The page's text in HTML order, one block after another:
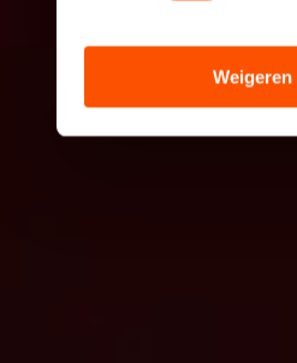
analyseren. We delen
analyse. Zij kunnen
hun services. Sommige
adequaat
Weigeren